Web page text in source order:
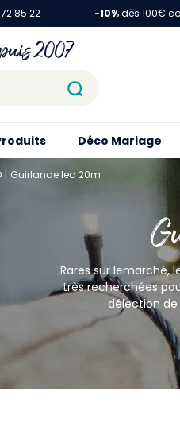
85 22 -10%dès 100€
2007
Déco Mariage
Guirlande led 20m
Rares sur lemarché,
très recherchées
délection de